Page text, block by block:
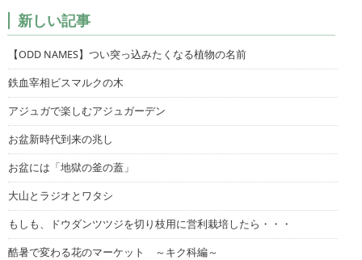
新しい記事
【ODD NAMES】つい突っ込みたくなる植物の名前
鉄血宰相ビスマルクの木
アジュガで楽しむアジュガーデン
お盆新時代到来の兆し
お盆には「地獄の釜の蓋」
大山とラジオとワタシ
もしも、ドウダンツツジを切り枝用に営利栽培したら・・・
酷暑で変わる花のマーケット ～キク科編～